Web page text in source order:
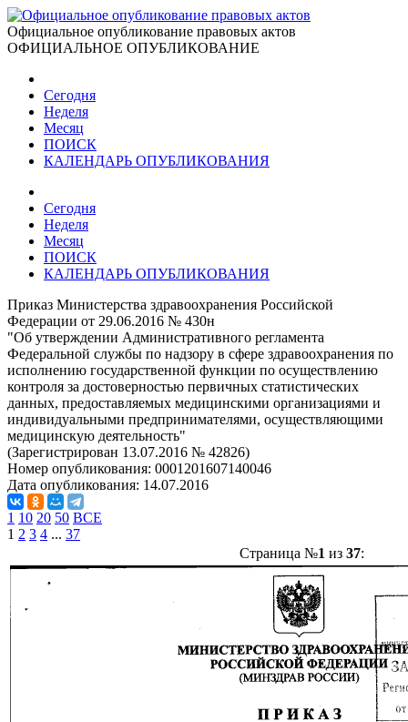
Официальное опубликование правовых актов
ОФИЦИАЛЬНОЕ ОПУБЛИКОВАНИЕ
Сегодня
Неделя
Месяц
ПОИСК
КАЛЕНДАРЬ ОПУБЛИКОВАНИЯ
Сегодня
Неделя
Месяц
ПОИСК
КАЛЕНДАРЬ ОПУБЛИКОВАНИЯ
Приказ Министерства здравоохранения Российской
Федерации от 29.06.2016 № 430н
"Об утверждении Административного регламента
Федеральной службы по надзору в сфере здравоохранения по
исполнению государственной функции по осуществлению
контроля за достоверностью первичных статистических
данных, предоставляемых медицинскими организациями и
индивидуальными предпринимателями, осуществляющими
медицинскую деятельность"
(Зарегистрирован 13.07.2016 № 42826)
Номер опубликования: 0001201607140046
Дата опубликования: 14.07.2016
1 10 20 50 ВСЕ
1 2 3 4 ... 37
Страница №1 из 37: